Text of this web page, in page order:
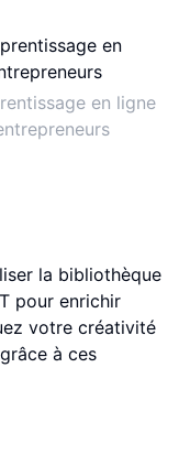
en ligne
la bibliothèque
pour enrichir
votre créativité
à ces